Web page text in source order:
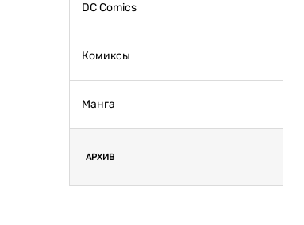
DC Comics
Комиксы
Манга
АРХИВ